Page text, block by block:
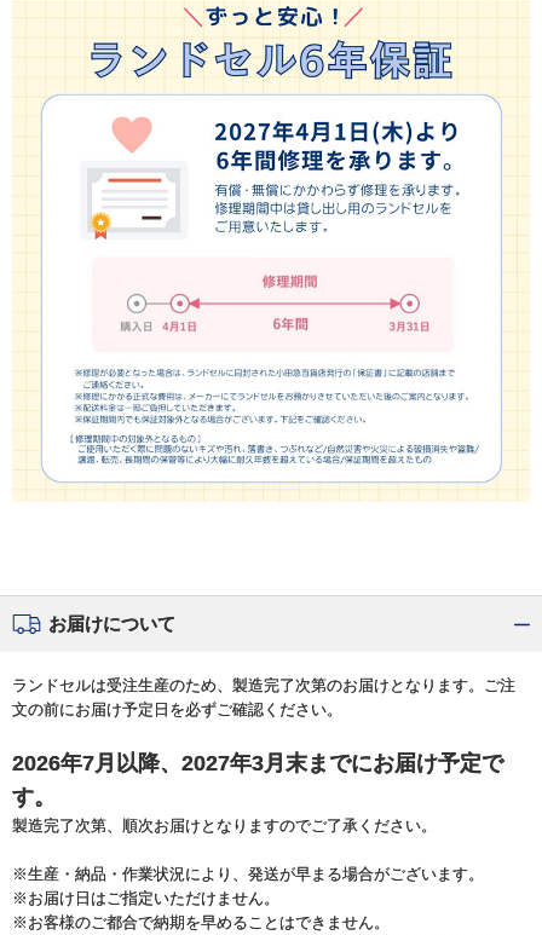
お届けについて
ランドセルは受注生産のため、製造完了次第のお届けとなります。ご注
文の前にお届け予定日を必ずご確認ください。
2026年7月以降、2027年3月末までにお届け予定で
す。
製造完了次第、順次お届けとなりますのでご了承ください。
※生産・納品・作業状況により、発送が早まる場合がございます。
※お届け日はご指定いただけません。
※お客様のご都合で納期を早めることはできません。